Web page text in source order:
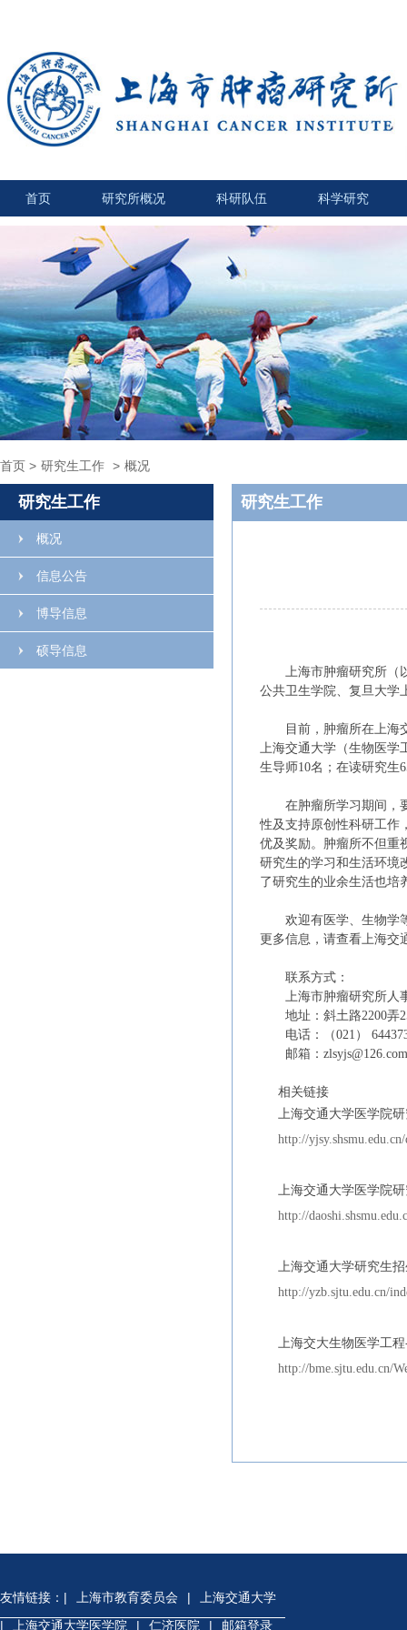
首页 研究所概况 科研队伍 科学研究
首页 > 研究生工作 > 概况
研究生工作
概况
信息公告
博导信息
硕导信息
研究生工作
上海市肿瘤研究所（
公共卫生学院、复旦大学
目前，肿瘤所在上海
上海交通大学（生物医学
生导师10名；在读研究生
在肿瘤所学习期间，
性及支持原创性科研工作
优及奖励。肿瘤所不但重
研究生的学习和生活环境
了研究生的业余生活也培
欢迎有医学、生物学
更多信息，请查看上海交
联系方式：
上海市肿瘤研究所人
地址：斜土路2200弄
电话：（021）
邮箱：zlsyjs@126.com
相关链接
上海交通大学医学院研
http://
上海交通大学医学院研
http://
上海交通大学研究生招
http://yzb.sjtu.edu.cn/
上海交大生物医学工程
http://bme.sjtu.edu.cn/
友情链接： | 上海市教育委员会 |
上海交通大学
|
上海交通大学医学院 | 仁济医院 | 邮箱登录